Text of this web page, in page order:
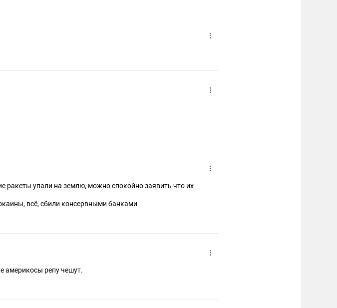
ракеты упали на землю, можно спокойно заявить что их
всё, сбили консервными банками
америкосы репу чешут.